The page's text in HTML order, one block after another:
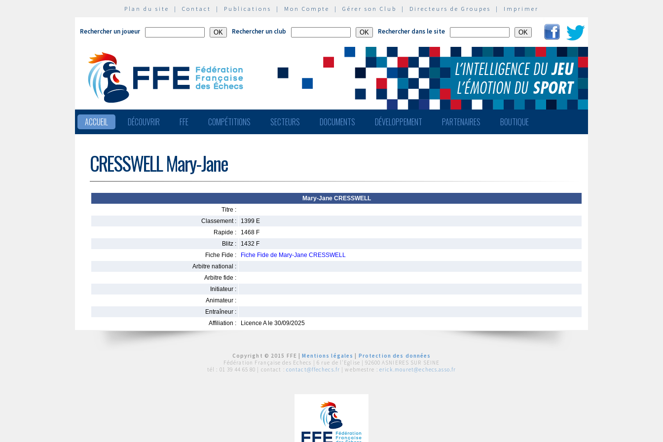
Plan du site | Contact | Publications | Mon Compte | Gérer son Club | Directeurs de Groupes | Imprimer
Rechercher un joueur Rechercher un club Rechercher dans le site
ACCUEIL DÉCOUVRIR FFE COMPÉTITIONS SECTEURS DOCUMENTS DÉVELOPPEMENT PARTENAIRES BOUTIQUE
CRESSWELL Mary-Jane
Mary-Jane CRESSWELL
Titre :
Classement :
1399 E
Rapide :
1468 F
Blitz :
1432 F
Fiche Fide :
Fiche Fide de Mary-Jane CRESSWELL
Arbitre national :
Arbitre fide :
Initiateur :
Animateur :
Entraîneur :
Affiliation :
Licence A le 30/09/2025
Copyright © 2015 FFE |Mentions légales
Protection des données
Fédération Française des Echecs | 6 rue de l'Eglise | 92600 ASNIERES SUR SEINE
tél : 01 39 44 65 80 | contact : contact@ffechecs.fr | webmestre : erick.mouret@echecs.asso.fr